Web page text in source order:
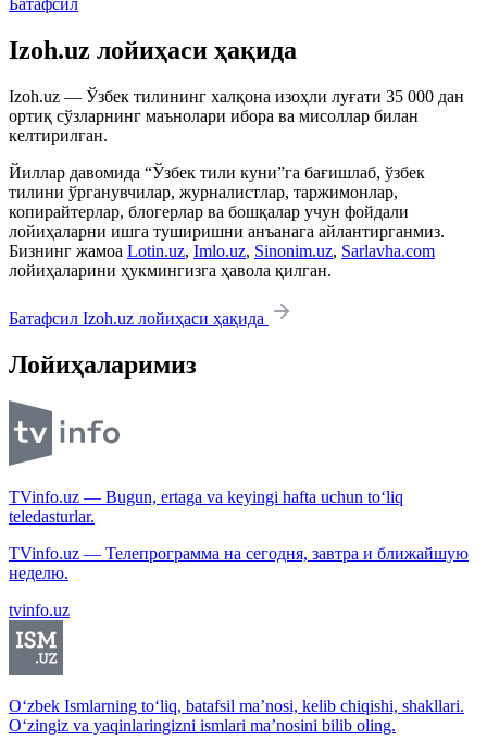
Izoh.uz лойиҳаси ҳақида
Izoh.uz — Ўзбек тилининг халқона изоҳли луғати 35 000 дан
ортиқ сўзларнинг маънолари ибора ва мисоллар билан
келтирилган.
Йиллар давомида “Ўзбек тили куни”га бағишлаб, ўзбек
тилини ўрганувчилар, журналистлар, таржимонлар,
копирайтерлар, блогерлар ва бошқалар учун фойдали
лойиҳаларни ишга туширишни анъанага айлантирганмиз.
Бизнинг жамоа Lotin.uz, Imlo.uz, Sinonim.uz, Sarlavha.com
лойиҳаларини ҳукмингизга ҳавола қилган.
Батафсил Izoh.uz лойиҳаси ҳақида
Лойиҳаларимиз
TVinfo.uz — Bugun, ertaga va keyingi hafta uchun to‘liq
teledasturlar.
TVinfo.uz — Телепрограмма на сегодня, завтра и ближайшую
неделю.
tvinfo.uz
O‘zbek Ismlarning to‘liq, batafsil ma’nosi, kelib chiqishi, shakllari.
O‘zingiz va yaqinlaringizni ismlari ma’nosini bilib oling.